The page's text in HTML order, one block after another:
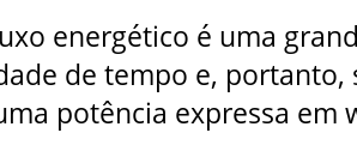
energético é uma
de tempo e,
potência expressa em